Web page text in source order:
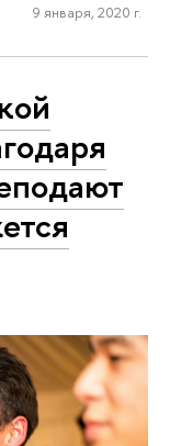
9 января, 2020 г.